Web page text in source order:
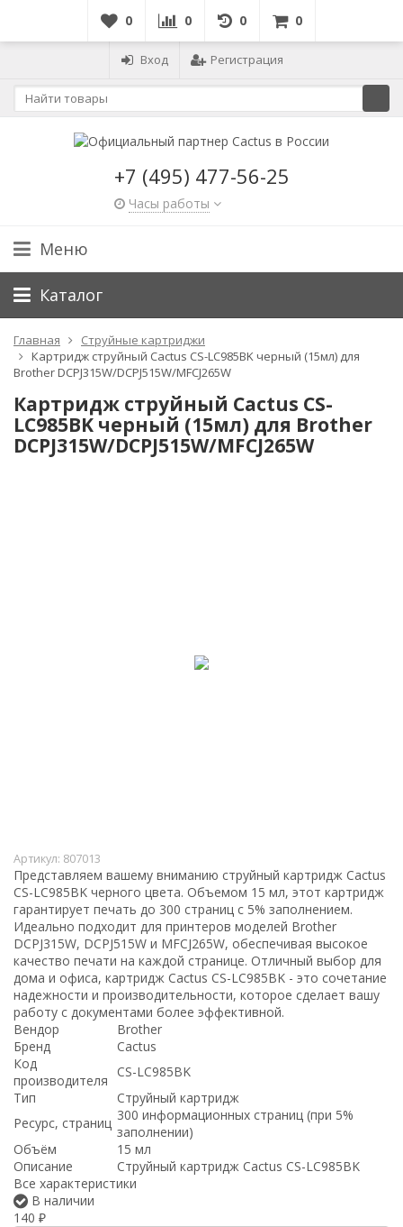
0 0 0 0
Вход Регистрация
+7 (495) 477-56-25
Часы работы
Меню
Каталог
Главная
Струйные картриджи
Картридж струйный Cactus CS-LC985BK черный (15мл) для
Brother DCPJ315W/DCPJ515W/MFCJ265W
Картридж струйный Cactus CS-
LC985BK черный (15мл) для Brother
DCPJ315W/DCPJ515W/MFCJ265W
Артикул: 807013
Представляем вашему вниманию струйный картридж Cactus
CS-LC985BK черного цвета. Объемом 15 мл, этот картридж
гарантирует печать до 300 страниц с 5% заполнением.
Идеально подходит для принтеров моделей Brother
DCPJ315W, DCPJ515W и MFCJ265W, обеспечивая высокое
качество печати на каждой странице. Отличный выбор для
дома и офиса, картридж Cactus CS-LC985BK - это сочетание
надежности и производительности, которое сделает вашу
работу с документами более эффективной.
Вендор
Brother
Бренд
Cactus
Код
производителя
CS-LC985BK
Тип
Струйный картридж
Ресурс, страниц 300 информационных страниц (при 5%
заполнении)
Объём
15 мл
Описание
Струйный картридж Cactus CS-LC985BK
Все характеристики
В наличии
140 ₽